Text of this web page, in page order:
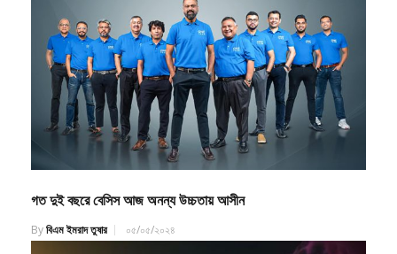
গত দুই বছরে বেসিস আজ অনন্য উচ্চতায় আসীন
Byবিএম ইমরাদ তুষার ০৫/০৫/২০২৪